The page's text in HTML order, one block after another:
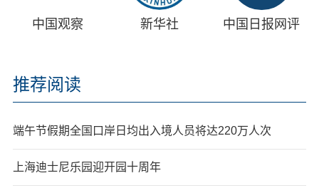
中国观察 新华社 中国日报网评
推荐阅读
端午节假期全国口岸日均出入境人员将达220万人次
上海迪士尼乐园迎开园十周年